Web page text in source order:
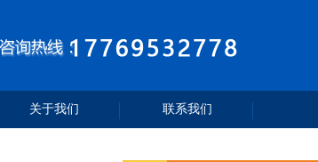
关于我们 联系我们